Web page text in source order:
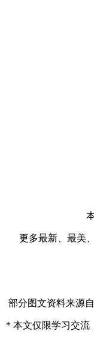
更多最新、最美
部分图文资料来源
* 本文仅限学习交流